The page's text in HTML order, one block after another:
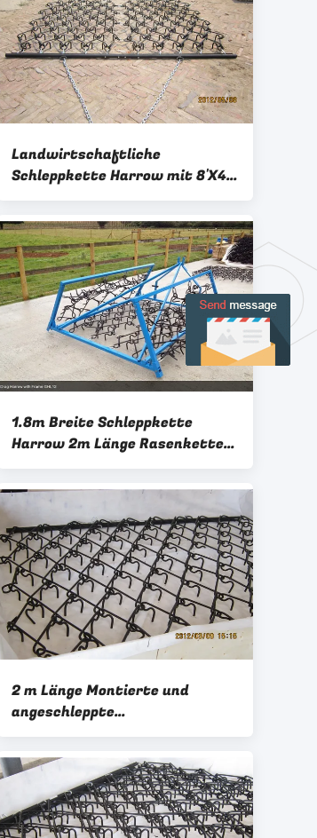
Landwirtschaftliche
Schleppkette Harrow mit 8'X4'
6'X4' 4'X4' für den britischen
Markt
1.8m Breite Schleppkette
Harrow 2m Länge Rasenkette
Weide Harrow
2 m Länge Montierte und
angeschleppte